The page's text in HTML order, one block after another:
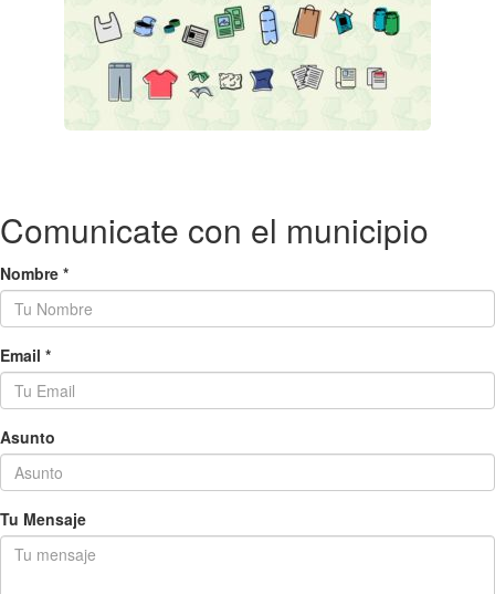
Comunicate con el municipio
Nombre *
Email *
Asunto
Tu Mensaje